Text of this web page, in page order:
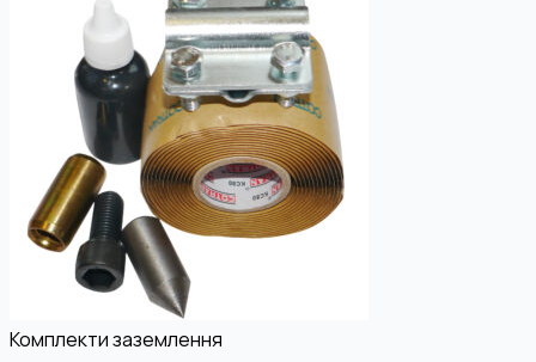
Комплекти заземлення